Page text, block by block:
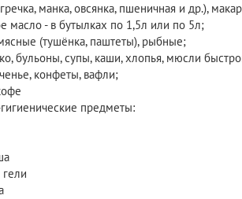
манка, овсянка, пшеничная и др.),
масло - в бутылках по 1,5л или по 5л;
(тушёнка, паштеты), рыбные;
бульоны, супы, каши, хлопья, мюсли
конфеты, вафли;
предметы: